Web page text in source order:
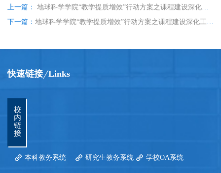
上一篇： 地球科学学院“教学提质增效”行动方案之课程建设深化工程——《遥感地质学》课程组开展教学研讨活动
下一篇： 地球科学学院“教学提质增效”行动方案之课程建设深化工程——《油气数学地质》课程组开展教学研讨活动
快速链接 Links
校
内
链
接
本科教务系统 研究生教务系统 学校OA系统